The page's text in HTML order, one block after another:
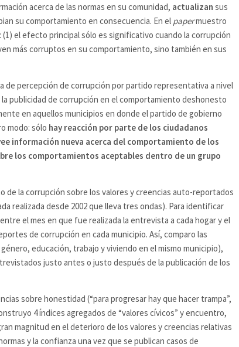
acerca de las normas en su comunidad, actualizan sus
su comportamiento en consecuencia. En el papermuestro
el efecto principal sólo es significativo cuando la corrupción
más corruptos en su comportamiento, sino también en sus
de percepción de corrupción por partido representativa a nivel
publicidad de corrupción en el comportamiento deshonesto
en aquellos municipios en donde el partido de gobierno
modo: sólo hay reacción por parte de los ciudadanos
información nueva acerca del comportamiento de los
los comportamientos aceptables dentro de un grupo
de la corrupción sobre los valores y creencias auto-reportados
realizada desde 2002 que lleva tres ondas). Para identificar
el mes en que fue realizada la entrevista a cada hogar y el
de corrupción en cada municipio. Así, comparo las
educación, trabajo y viviendo en el mismo municipio),
justo antes o justo después de la publicación de los
sobre honestidad (“para progresar hay que hacer trampa”,
4 índices agregados de “valores cívicos” y encuentro,
magnitud en el deterioro de los valores y creencias relativas
y la confianza una vez que se publican casos de